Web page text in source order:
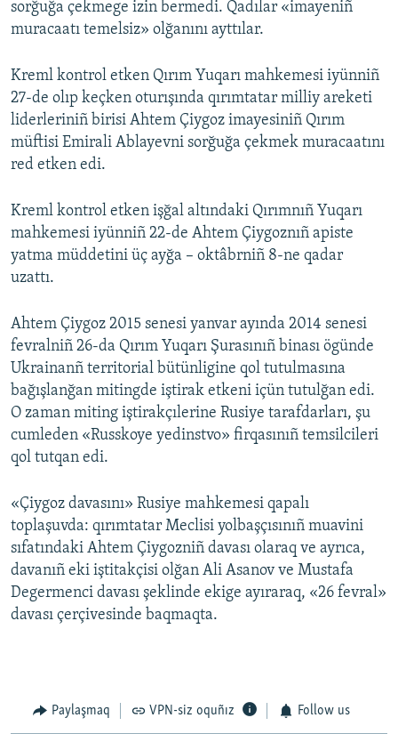
sorğuğa çekmege izin bermedi. Qadılar «imayeniñ
muracaatı temelsiz» olğanını ayttılar.
Kreml kontrol etken Qırım Yuqarı mahkemesi iyünniñ
27-de olıp keçken oturışında qırımtatar milliy areketi
liderleriniñ birisi Ahtem Çiygoz imayesiniñ Qırım
müftisi Emirali Ablayevni sorğuğa çekmek muracaatını
red etken edi.
Kreml kontrol etken işğal altındaki Qırımnıñ Yuqarı
mahkemesi iyünniñ 22-de Ahtem Çiygoznıñ apiste
yatma müddetini üç ayğa – oktâbrniñ 8-ne qadar
uzattı.
Ahtem Çiygoz 2015 senesi yanvar ayında 2014 senesi
fevralniñ 26-da Qırım Yuqarı Şurasınıñ binası ögünde
Ukrainanñ territorial bütünligine qol tutulmasına
bağışlanğan mitingde iştirak etkeni içün tutulğan edi.
O zaman miting iştirakçılerine Rusiye tarafdarları, şu
cumleden «Russkoye yedinstvo» firqasınıñ temsilcileri
qol tutqan edi.
«Çiygoz davasını» Rusiye mahkemesi qapalı
toplaşuvda: qırımtatar Meclisi yolbaşçısınıñ muavini
sıfatındaki Ahtem Çiygozniñ davası olaraq ve ayrıca,
davanıñ eki iştitakçisi olğan Ali Asanov ve Mustafa
Degermenci davası şeklinde ekige ayıraraq, «26 fevral»
davası çerçivesinde baqmaqta.
Paylaşmaq VPN-siz oquñız Follow us